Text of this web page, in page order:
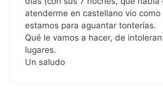
atenderme en castellano vio
estamos para aguantar tonterías.
Qué le vamos a hacer, de
lugares.
Un saludo